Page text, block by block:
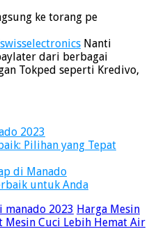
ke torang pe
Nanti
dari berbagai
Tokped seperti Kredivo,
2023
Pilihan yang Tepat
di Manado
untuk Anda
manado 2023 Harga Mesin
Mesin Cuci Lebih Hemat Air